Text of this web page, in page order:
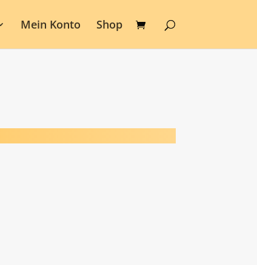
Mein Konto Shop